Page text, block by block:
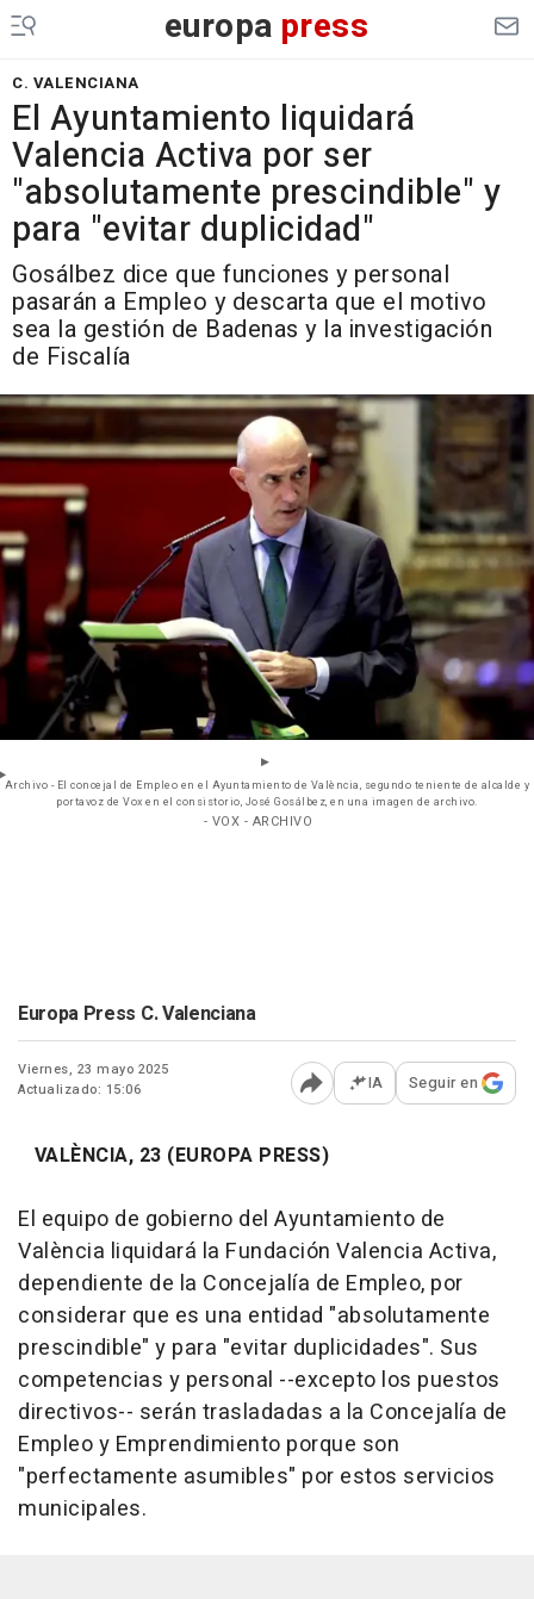
europa press
C. VALENCIANA
El Ayuntamiento liquidará
Valencia Activa por ser
"absolutamente prescindible" y
para "evitar duplicidad"
Gosálbez dice que funciones y personal
pasarán a Empleo y descarta que el motivo
sea la gestión de Badenas y la investigación
de Fiscalía
Archivo - El concejal de Empleo en el Ayuntamiento de València, segundo teniente de alcalde y
portavoz de Vox en el consistorio, José Gosálbez, en una imagen de archivo.
- VOX - ARCHIVO
Europa Press C. Valenciana
Viernes, 23 mayo 2025
Actualizado: 15:06
Abrir opciones para
IA Seguir en
VALÈNCIA, 23 (EUROPA PRESS)
El equipo de gobierno del Ayuntamiento de
València liquidará la Fundación Valencia Activa,
dependiente de la Concejalía de Empleo, por
considerar que es una entidad "absolutamente
prescindible" y para "evitar duplicidades". Sus
competencias y personal --excepto los puestos
directivos-- serán trasladadas a la Concejalía de
Empleo y Emprendimiento porque son
"perfectamente asumibles" por estos servicios
municipales.